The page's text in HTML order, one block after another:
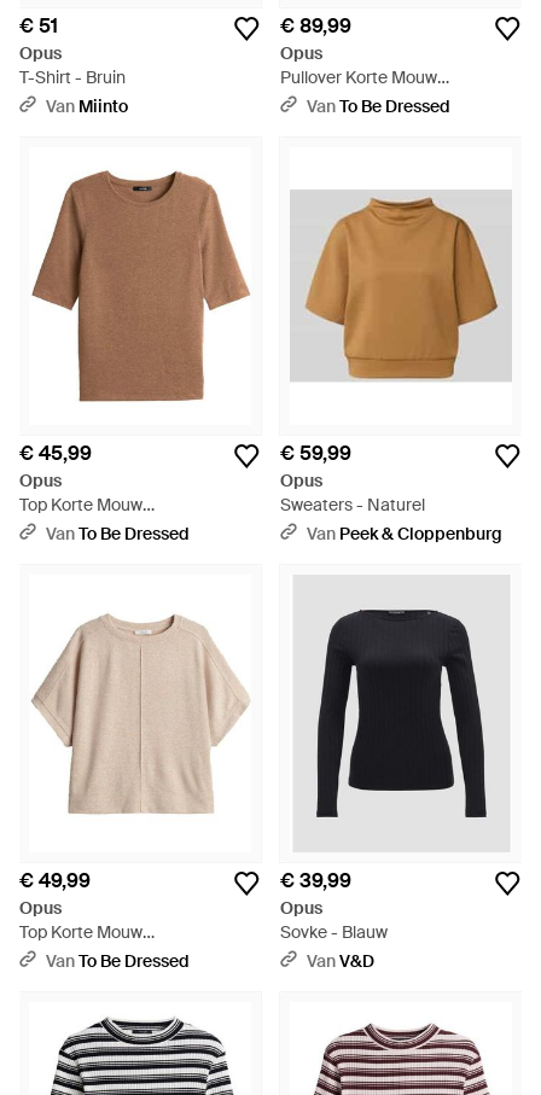
€ 51
Opus
T-Shirt - Bruin
Van Miinto
€ 89,99
Opus
Pullover Korte Mouw
10601214353452 - Zwart
VanTo Be Dressed
€ 45,99
Opus
Top Korte Mouw
10603214371106 - Bruin
VanTo Be Dressed
€ 59,99
Opus
Sweaters - Naturel
Van Peek & Cloppenburg
€ 49,99
Opus
Top Korte Mouw
1060375984106 - Naturel
VanTo Be Dressed
€ 39,99
Opus
Sovke - Blauw
VanV&D